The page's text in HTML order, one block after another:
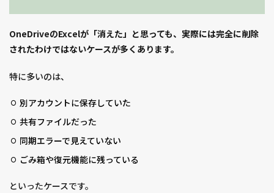
OneDriveのExcelが「消えた」と思っても、実際には完全に削除
されたわけではないケースが多くあります。
特に多いのは、
別アカウントに保存していた
共有ファイルだった
同期エラーで見えていない
ごみ箱や復元機能に残っている
といったケースです。